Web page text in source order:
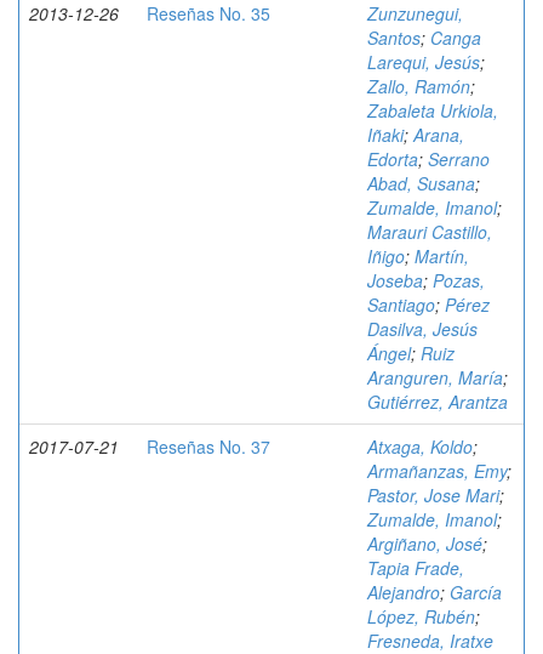
2013-12-26
Reseñas No. 35
Zunzunegui,
Santos; Canga
Larequi, Jesús;
Zallo, Ramón;
Zabaleta Urkiola,
Iñaki;Arana,
Edorta; Serrano
Abad, Susana;
Zumalde, Imanol;
Marauri Castillo,
Iñigo; Martín,
Joseba; Pozas,
Santiago; Pérez
Dasilva, Jesús
Ángel; Ruiz
Aranguren, María;
Gutiérrez, Arantza
2017-07-21
Reseñas No. 37 Atxaga, Koldo;
Armañanzas, Emy;
Pastor, Jose Mari;
Zumalde, Imanol;
Argiñano, José;
Tapia Frade,
Alejandro; García
López, Rubén;
Fresneda, Iratxe